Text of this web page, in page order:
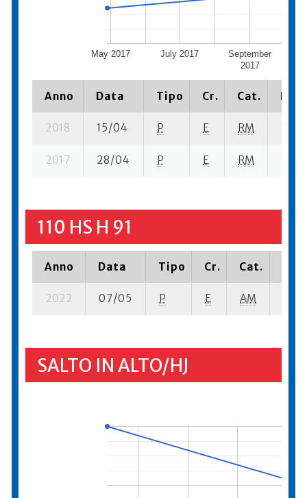
May 2017 July 2017
September
2017
Anno Data Tipo Cr. Cat.
2018 15/04 P E RM 1 se-
2017 28/04 P E RM 1 su-
110 HS H 91
Anno Data Tipo Cr. Cat.
2022 07/05 P E AM
SALTO IN ALTO/HJ